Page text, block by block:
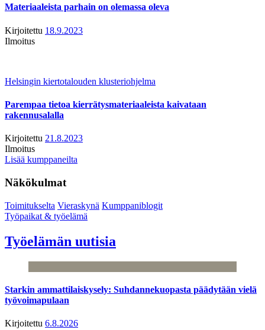
Materiaaleista parhain on olemassa oleva
Kirjoitettu 18.9.2023
Ilmoitus
Helsingin kiertotalouden klusteriohjelma
Parempaa tietoa kierrätysmateriaaleista kaivataan
rakennusalalla
Kirjoitettu 21.8.2023
Ilmoitus
Lisää kumppaneilta
Näkökulmat
Toimitukselta Vieraskynä Kumppaniblogit
Työpaikat & työelämä
Työelämän uutisia
Starkin ammattilaiskysely: Suhdannekuopasta päädytään vielä
työvoimapulaan
Kirjoitettu 6.8.2026